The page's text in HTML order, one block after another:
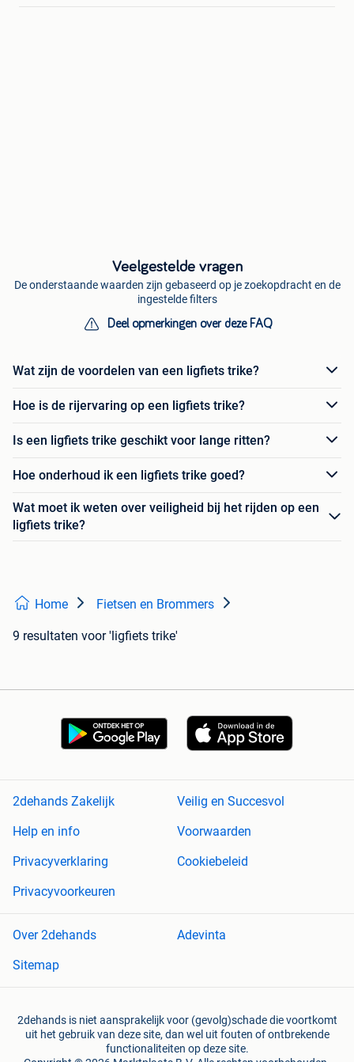
Veelgestelde vragen
De onderstaande waarden zijn gebaseerd op je zoekopdracht en de
ingestelde filters
Deel opmerkingen over deze FAQ
Wat zijn de voordelen van een ligfiets trike?
Hoe is de rijervaring op een ligfiets trike?
Is een ligfiets trike geschikt voor lange ritten?
Hoe onderhoud ik een ligfiets trike goed?
Wat moet ik weten over veiligheid bij het rijden op een
ligfiets trike?
Home Fietsen en Brommers
9 resultaten voor 'ligfiets trike'
2dehands Zakelijk
Veilig en Succesvol
Help en info
Voorwaarden
Privacyverklaring
Cookiebeleid
Privacyvoorkeuren
Over 2dehands
Adevinta
Sitemap
2dehands is niet aansprakelijk voor (gevolg)schade die voortkomt
uit het gebruik van deze site, dan wel uit fouten of ontbrekende
functionaliteiten op deze site.